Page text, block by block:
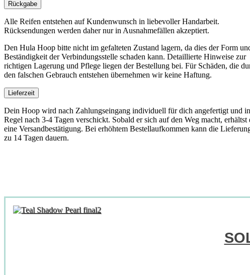
Rückgabe
Alle Reifen entstehen auf Kundenwunsch in liebevoller Handarbeit.
Rücksendungen werden daher nur in Ausnahmefällen akzeptiert.
Den Hula Hoop bitte nicht im gefalteten Zustand lagern, da dies der Form
Beständigkeit der Verbindungsstelle schaden kann. Detaillierte Hinweise zur
richtigen Lagerung und Pflege liegen der Bestellung bei. Für Schäden, die
den falschen Gebrauch entstehen übernehmen wir keine Haftung.
Lieferzeit
Dein Hoop wird nach Zahlungseingang individuell für dich angefertigt und
Regel nach 3-4 Tagen verschickt. Sobald er sich auf den Weg macht, erhältst
eine Versandbestätigung. Bei erhöhtem Bestellaufkommen kann die
zu 14 Tagen dauern.